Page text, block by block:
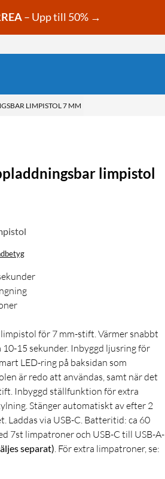
– Upp till 50% →
LIMPISTOL 7 MM
limpistol
för 7 mm-stift. Värmer snabbt
15 sekunder. Inbyggd ljusring för
LED-ring på baksidan som
är redo att användas, samt när det
Inbyggd ställfunktion för extra
Stänger automatiskt av efter 2
Laddas via USB-C. Batteritid: ca 60
7st limpatroner och USB-C till USB-A-
separat). För extra limpatroner, se: